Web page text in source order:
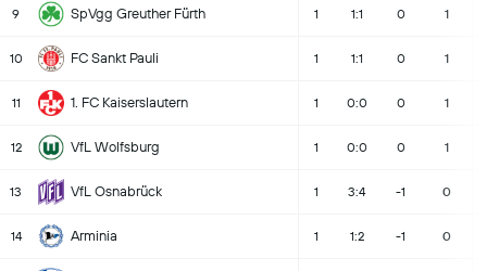
9 SpVgg Greuther Fürth 1 1:1 0 1
10 FC Sankt Pauli 1 1:1 0 1
11 1. FC Kaiserslautern 1 0:0 0 1
12 VfL Wolfsburg 1 0:0 0 1
13 VfL Osnabrück 1 3:4 -1 0
14 Arminia 1 1:2 -1 0